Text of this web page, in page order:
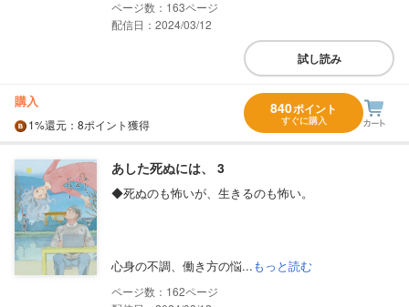
163
配信日：2024/03/12
試し読み
購入
1%還元 ：8ポイント獲得
840ポイント
すぐに購入
あした死ぬには、 3
◆死ぬのも怖いが、生きるのも怖い。
心身の不調、働き方の悩...もっと読む
162